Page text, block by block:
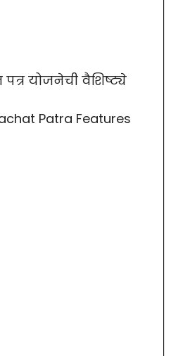
योजनेची वैशिष्ट्ये
Patra Features